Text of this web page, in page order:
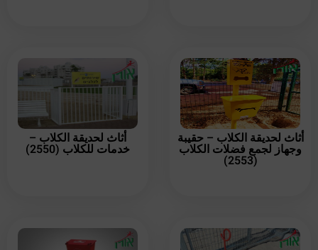
أثاث لحديقة الكلاب – حقيبة
وجهاز لجمع فضلات الكلاب
(2553)
أثاث لحديقة الكلاب –
خدمات للكلاب (2550)